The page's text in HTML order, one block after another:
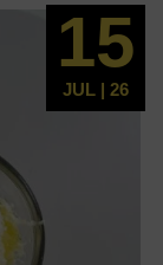
15
JUL | 26